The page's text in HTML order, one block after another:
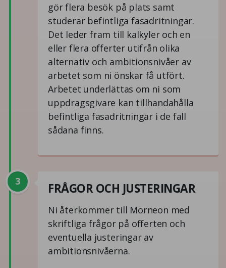
gör flera besök på plats samt
studerar befintliga fasadritningar.
Det leder fram till kalkyler och en
eller flera offerter utifrån olika
alternativ och ambitionsnivåer av
arbetet som ni önskar få utfört.
Arbetet underlättas om ni som
uppdragsgivare kan tillhandahålla
befintliga fasadritningar i de fall
sådana finns.
3 FRÅGOR OCH JUSTERINGAR
Ni återkommer till Morneon med
skriftliga frågor på offerten och
eventuella justeringar av
ambitionsnivåerna.